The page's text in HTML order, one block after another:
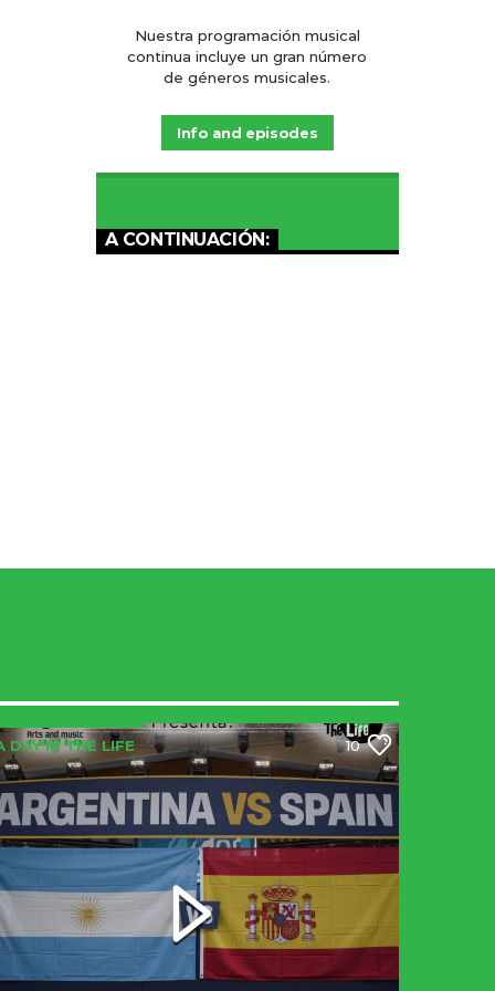
Nuestra programación musical
continua incluye un gran número
de géneros musicales.
Info and episodes
A CONTINUACIÓN:
DAY IN THE LIFE 10